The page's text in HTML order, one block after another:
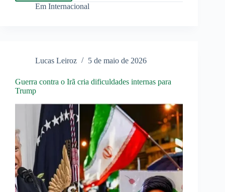
colombianos
Em Internacional
Lucas Leiroz 5 de maio de 2026
Guerra contra o Irã cria dificuldades internas para
Trump